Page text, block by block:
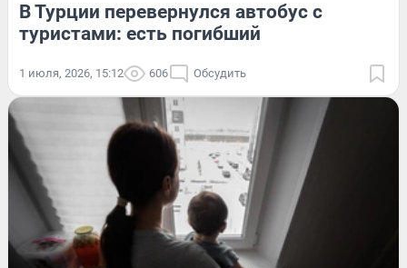
В Турции перевернулся автобус с
туристами: есть погибший
1 июля, 2026, 15:12 606 Обсудить